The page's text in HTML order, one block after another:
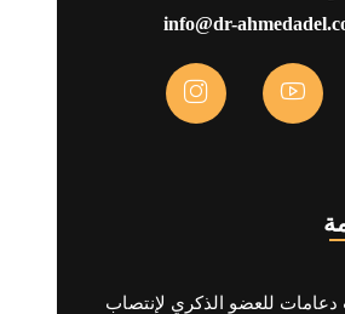
دعامات للعضو الذكري لإنتصاب
info@dr-